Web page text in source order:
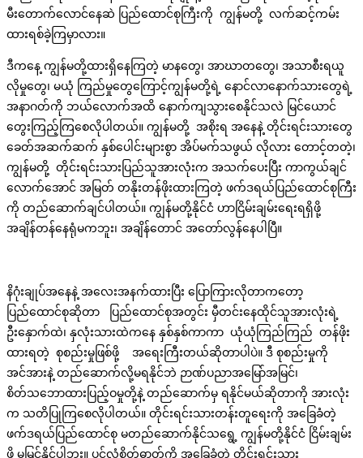
မီးတောက်လောင်နေဆဲ ပြည်ထောင်စုကြီးကို ကျွန်မတို့ လက်ဆင့်ကမ်း
ထားရစ်ခဲ့ကြမှာလား။
ဒီကနေ့ ကျွန်မတို့ထားရှိနေကြတဲ့ မာနတွေ၊ အာဃာတတွေ၊ အသာစီးရယူ
လိုမှုတွေ၊ မယုံ ကြည်မှုတွေကြောင့်ကျွန်မတို့ရဲ့ နောင်လာနောက်သားတွေရဲ့
အနာဂတ်ကို ဘယ်လောက်အထိ နောက်ကျသွားစေနိုင်သလဲ မြင်ယောင်
တွေးကြည့်ကြစေလိုပါတယ်။ ကျွန်မတို့ အစိုးရ အနေနဲ့ တိုင်းရင်းသားတွေ
ခေတ်အဆက်ဆက် နှစ်ပေါင်းများစွာ အိပ်မက်သဖွယ် လိုလား တောင့်တတဲ့၊
ကျွန်မတို့ တိုင်းရင်းသားပြည်သူအားလုံးက အသက်ပေးပြီး ကာကွယ်ချင်
လောက်အောင် အမြတ် တနိုးတန်ဖိုးထားကြတဲ့ ဖက်ဒရယ်ပြည်ထောင်စုကြီး
ကို တည်ဆောက်ချင်ပါတယ်။ ကျွန်မတို့နိုင်ငံ ဟာငြိမ်းချမ်းရေးရရှိဖို့
အချိန်တန်နေရုံမကဘူး၊ အချိန်တောင် အတော်လွန်နေပါပြီ။
နိဂုံးချုပ်အနေနဲ့ အလေးအနက်ထားပြီး ပြောကြားလိုတာကတော့
ပြည်ထောင်စုဆိုတာ ပြည်ထောင်စုအတွင်း မှီတင်းနေထိုင်သူအားလုံးရဲ့
ဦးနှောက်ထဲ၊ နှလုံးသားထဲကနေ နှစ်နှစ်ကာကာ ယုံယုံကြည်ကြည် တန်ဖိုး
ထားရတဲ့ စုစည်းမှုဖြစ်ဖို့ အရေးကြီးတယ်ဆိုတာပါပဲ။ ဒီ စုစည်းမှုကို
အင်အားနဲ့ တည်ဆောက်လို့မရနိုင်ဘဲ ဉာဏ်ပညာအမြော်အမြင်၊
စိတ်သဘောထားပြည့်ဝမှုတို့နဲ့ တည်ဆောက်မှ ရနိုင်မယ်ဆိုတာကို အားလုံး
က သတိပြုကြစေလိုပါတယ်။ တိုင်းရင်းသားတန်းတူရေးကို အခြေခံတဲ့
ဖက်ဒရယ်ပြည်ထောင်စု မတည်ဆောက်နိုင်သရွေ့ ကျွန်မတို့နိုင်ငံ ငြိမ်းချမ်း
ဖို့ မမြင်နိုင်ပါဘူး။ ပင်လုံစိတ်ဓာတ်ကို အခြေခံတဲ့ တိုင်းရင်းသား